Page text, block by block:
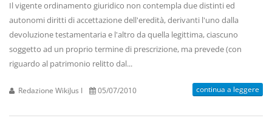
Il vigente ordinamento giuridico non contempla due distinti ed
autonomi diritti di accettazione dell'eredità, derivanti l'uno dalla
devoluzione testamentaria e l'altro da quella legittima, ciascuno
soggetto ad un proprio termine di prescrizione, ma prevede (con
riguardo al patrimonio relitto dal...
Redazione WikiJus I 05/07/2010 continua a leggere